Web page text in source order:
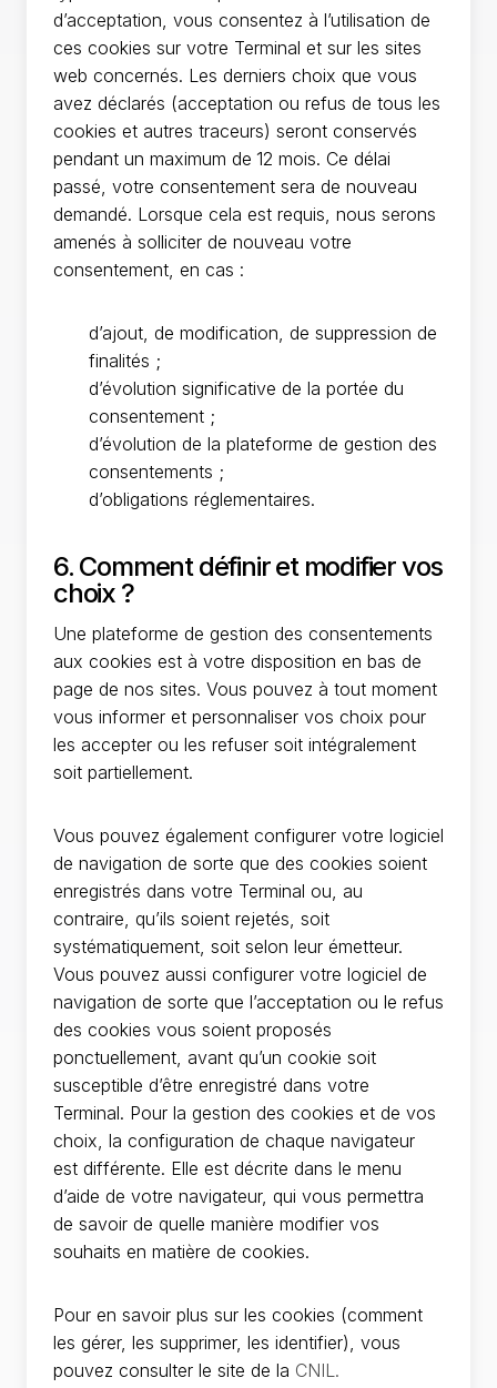
d’acceptation, vous consentez à l’utilisation de
ces cookies sur votre Terminal et sur les sites
web concernés. Les derniers choix que vous
avez déclarés (acceptation ou refus de tous les
cookies et autres traceurs) seront conservés
pendant un maximum de 12 mois. Ce délai
passé, votre consentement sera de nouveau
demandé. Lorsque cela est requis, nous serons
amenés à solliciter de nouveau votre
consentement, en cas :
d’ajout, de modification, de suppression de
finalités ;
d’évolution significative de la portée du
consentement ;
d’évolution de la plateforme de gestion des
consentements ;
d’obligations réglementaires.
6. Comment définir et modifier vos
choix ?
Une plateforme de gestion des consentements
aux cookies est à votre disposition en bas de
page de nos sites. Vous pouvez à tout moment
vous informer et personnaliser vos choix pour
les accepter ou les refuser soit intégralement
soit partiellement.
Vous pouvez également configurer votre logiciel
de navigation de sorte que des cookies soient
enregistrés dans votre Terminal ou, au
contraire, qu’ils soient rejetés, soit
systématiquement, soit selon leur émetteur.
Vous pouvez aussi configurer votre logiciel de
navigation de sorte que l’acceptation ou le refus
des cookies vous soient proposés
ponctuellement, avant qu’un cookie soit
susceptible d’être enregistré dans votre
Terminal. Pour la gestion des cookies et de vos
choix, la configuration de chaque navigateur
est différente. Elle est décrite dans le menu
d’aide de votre navigateur, qui vous permettra
de savoir de quelle manière modifier vos
souhaits en matière de cookies.
Pour en savoir plus sur les cookies (comment
les gérer, les supprimer, les identifier), vous
pouvez consulter le site de la CNIL.